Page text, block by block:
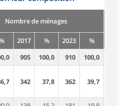
Nombre de ménages
2017 % 2023 %
905 100,0 910 100,0
342 37,8 362 39,7